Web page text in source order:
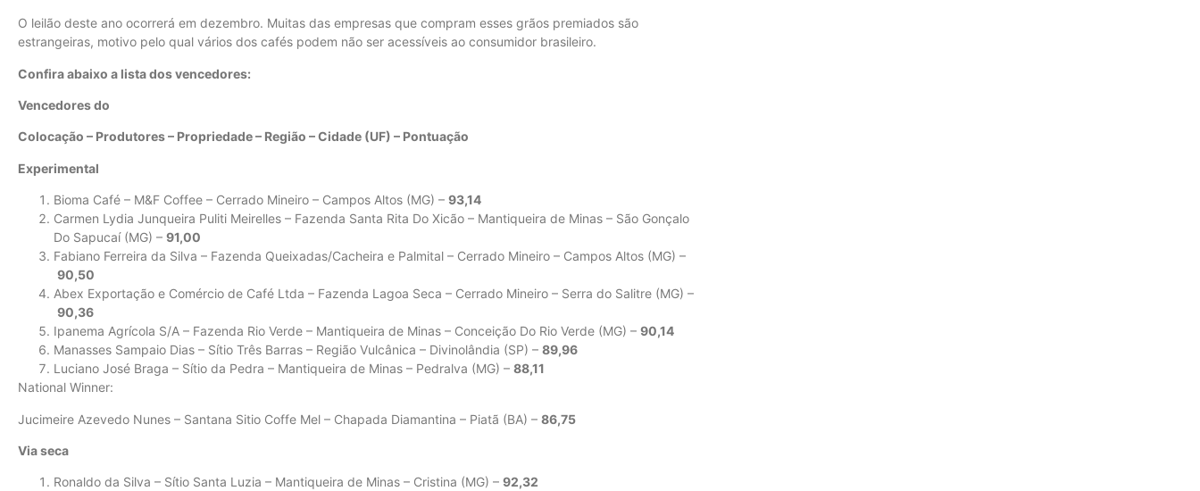
O leilão deste ano ocorrerá em dezembro. Muitas das empresas que compram esses grãos premiados são
estrangeiras, motivo pelo qual vários dos cafés podem não ser acessíveis ao consumidor brasileiro.
Confira abaixo a lista dos vencedores:
Vencedores do
Colocação – Produtores – Propriedade – Região – Cidade (UF) – Pontuação
Experimental
Bioma Café – M&F Coffee – Cerrado Mineiro – Campos Altos (MG) – 93,14
Carmen Lydia Junqueira Puliti Meirelles – Fazenda Santa Rita Do Xicão – Mantiqueira de Minas – São Gonçalo
Do Sapucaí (MG) – 91,00
Fabiano Ferreira da Silva – Fazenda Queixadas/Cacheira e Palmital – Cerrado Mineiro – Campos Altos (MG) –
90,50
Abex Exportação e Comércio de Café Ltda – Fazenda Lagoa Seca – Cerrado Mineiro – Serra do Salitre (MG) –
90,36
Ipanema Agrícola S/A – Fazenda Rio Verde – Mantiqueira de Minas – Conceição Do Rio Verde (MG) – 90,14
Manasses Sampaio Dias – Sítio Três Barras – Região Vulcânica – Divinolândia (SP) – 89,96
Luciano José Braga – Sítio da Pedra – Mantiqueira de Minas – Pedralva (MG) – 88,11
National Winner:
Jucimeire Azevedo Nunes – Santana Sitio Coffe Mel – Chapada Diamantina – Piatã (BA) – 86,75
Via seca
Ronaldo da Silva – Sítio Santa Luzia – Mantiqueira de Minas – Cristina (MG) – 92,32